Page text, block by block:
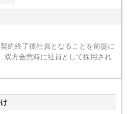
約終了後社員となることを前提に
双方合意時に社員として採用され